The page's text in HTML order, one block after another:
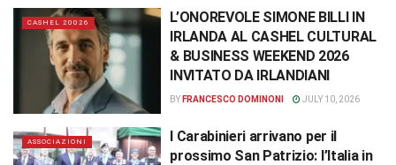
CASHEL 20026
L’ONOREVOLE SIMONE BILLI IN
IRLANDA AL CASHEL CULTURAL
& BUSINESS WEEKEND 2026
INVITATO DA IRLANDIANI
BY FRANCESCO DOMINONI JULY 10, 2026
ASSOCIAZIONI
I Carabinieri arrivano per il
prossimo San Patrizio: l’Italia in